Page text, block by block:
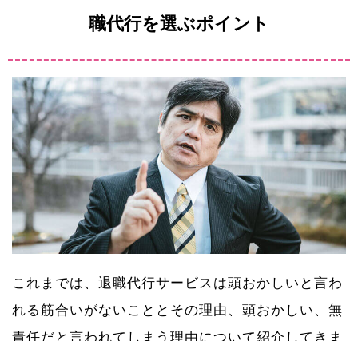
職代行を選ぶポイント
これまでは、退職代行サービスは頭おかしいと言わ
れる筋合いがないこととその理由、頭おかしい、無
責任だと言われてしまう理由について紹介してきま